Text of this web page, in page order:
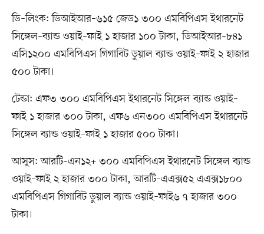
ডি–লিংক: ডিআইআর–৬১৫ জেড১ ৩০০ এমবিপিএস ইথারনেট
সিঙ্গেল–ব্যান্ড ওয়াই–ফাই ১ হাজার ১০০ টাকা, ডিআইআর–৮৪১
এসি১২০০ এমবিপিএস গিগাবিট ডুয়াল ব্যান্ড ওয়াই–ফাই ২ হাজার
৫০০ টাকা।
টেন্ডা: এফ৩ ৩০০ এমবিপিএস ইথারনেট সিঙ্গেল ব্যান্ড ওয়াই–
ফাই ১ হাজার ৩০০ টাকা, এফ৬ এন৩০০ এমবিপিএস ইথারনেট
সিঙ্গেল ব্যান্ড ওয়াই–ফাই ১ হাজার ৫০০ টাকা।
আসুস: আরটি–এন১২+ ৩০০ এমবিপিএস ইথারনেট সিঙ্গেল ব্যান্ড
ওয়াই–ফাই ২ হাজার ৩০০ টাকা, আরটি–এএক্স৫২ এএক্স১৮০০
এমবিপিএস গিগাবিট ডুয়াল ব্যান্ড ওয়াই–ফাই৬ ৭ হাজার ৩০০
টাকা।